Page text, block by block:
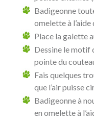
Badigeonne
omelette à l’aide
Place la galette
Dessine le motif
pointe du
Fais quelques
que l’air puisse
Badigeonne à
en omelette à